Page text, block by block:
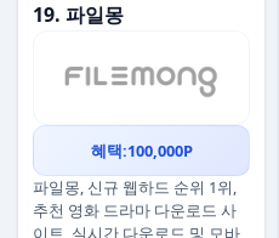
19. 파일몽
혜택:100,000P
파일몽, 신규 웹하드 순위 1위,
추천 영화 드라마 다운로드 사
이트, 실시간 다운로드 및 모바